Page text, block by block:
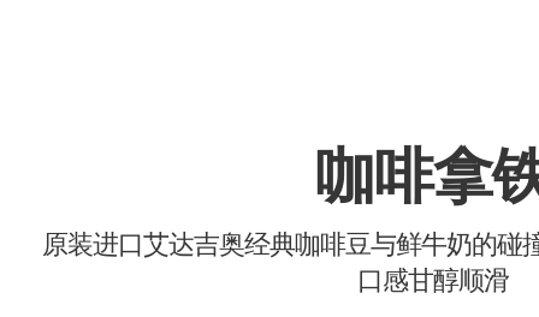
咖啡拿
原装进口艾达吉奥经典咖啡豆与鲜牛奶的碰
口感甘醇顺滑